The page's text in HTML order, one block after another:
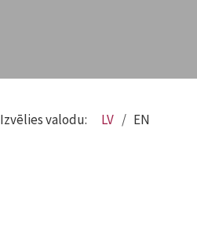
Izvēlies valodu: LV EN